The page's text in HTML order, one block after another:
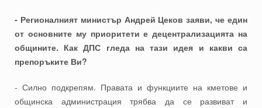
- Регионалният министър Андрей Цеков заяви, че един
от основните му приоритети е децентрализацията на
общините. Как ДПС гледа на тази идея и какви са
препоръките Ви?
- Силно подкрепям. Правата и функциите на кметове и
общинска администрация трябва да се развиват и